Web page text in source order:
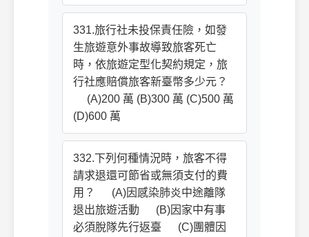
331.旅行社未投保責任險，如發
生旅遊意外事故導致旅客死亡
時，依旅遊定型化契約規定，旅
行社應賠償旅客新臺幣多少元？
(A)200 萬 (B)300 萬 (C)500 萬
(D)600 萬
332.下列何種情況時，旅客不得
請求退還可節省或無須支付的費
用？ (A)因感染肺炎中途離隊
退出旅遊活動 (B)因家中有事
必須脫隊先行返臺 (C)團體因